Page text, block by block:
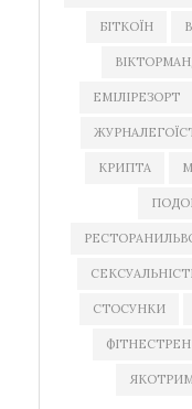
БІТКОЇН
ЕМІЛІРЕЗОРТ
КРИПТА
СТОСУНКИ